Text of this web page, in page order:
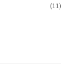
(11)